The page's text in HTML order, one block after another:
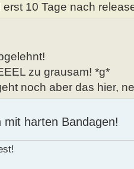
erst 10 Tage nach
zu grausam! *g*
noch aber das hier,
harten Bandagen!